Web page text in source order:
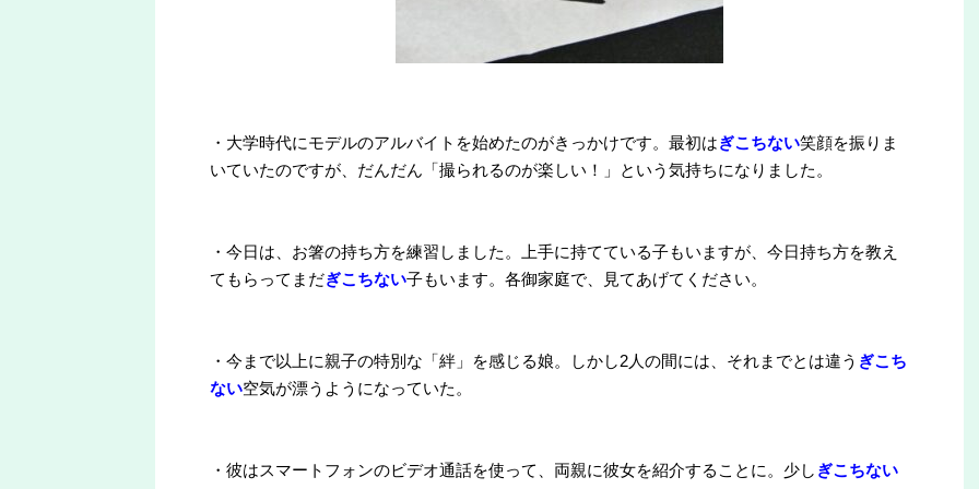
・大学時代にモデルのアルバイトを始めたのがきっかけです。最初はぎこちない笑顔を振りま
いていたのですが、だんだん「撮られるのが楽しい！」という気持ちになりました。
・今日は、お箸の持ち方を練習しました。上手に持てている子もいますが、今日持ち方を教え
てもらってまだぎこちない子もいます。各御家庭で、見てあげてください。
・今まで以上に親子の特別な「絆」を感じる娘。しかし2人の間には、それまでとは違う ぎこち
ない空気が漂うようになっていた。
・彼はスマートフォンのビデオ通話を使って、両親に彼女を紹介することに。少し ぎこちない